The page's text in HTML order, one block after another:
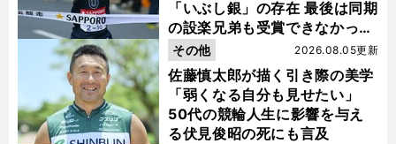
前
「いぶし銀」の存在 最後は同期
の設楽兄弟も受賞できなかった
金栗杯に輝く
佐藤慎太郎が描く引き際の美学
「弱くなる自分も見せたい」
50代の競輪人生に影響を与え
る伏見俊昭の死にも言及
2026.08.05更新
その他